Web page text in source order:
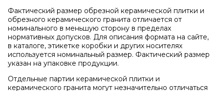
Фактический размер обрезной керамической плитки и
обрезного керамического гранита отличается от
номинального в меньшую сторону в пределах
нормативных допусков. Для описания формата на сайте,
в каталоге, этикетке коробки и других носителях
используется номинальный размер. Фактический размер
указан на упаковке продукции.
Отдельные партии керамической плитки и
керамического гранита могут незначительно отличаться